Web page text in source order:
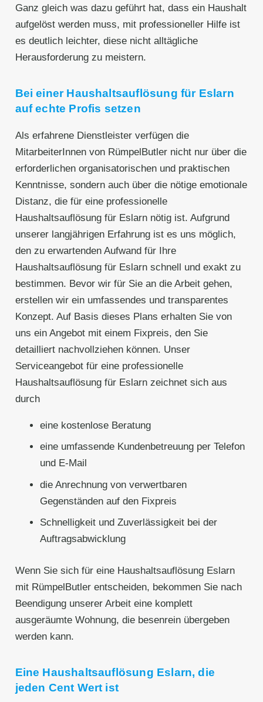
Ganz gleich was dazu geführt hat, dass ein Haushalt
aufgelöst werden muss, mit professioneller Hilfe ist
es deutlich leichter, diese nicht alltägliche
Herausforderung zu meistern.
Bei einer Haushaltsauflösung für Eslarn
auf echte Profis setzen
Als erfahrene Dienstleister verfügen die
MitarbeiterInnen von RümpelButler nicht nur über die
erforderlichen organisatorischen und praktischen
Kenntnisse, sondern auch über die nötige emotionale
Distanz, die für eine professionelle
Haushaltsauflösung für Eslarn nötig ist. Aufgrund
unserer langjährigen Erfahrung ist es uns möglich,
den zu erwartenden Aufwand für Ihre
Haushaltsauflösung für Eslarn schnell und exakt zu
bestimmen. Bevor wir für Sie an die Arbeit gehen,
erstellen wir ein umfassendes und transparentes
Konzept. Auf Basis dieses Plans erhalten Sie von
uns ein Angebot mit einem Fixpreis, den Sie
detailliert nachvollziehen können. Unser
Serviceangebot für eine professionelle
Haushaltsauflösung für Eslarn zeichnet sich aus
durch
eine kostenlose Beratung
eine umfassende Kundenbetreuung per Telefon
und E-Mail
die Anrechnung von verwertbaren
Gegenständen auf den Fixpreis
Schnelligkeit und Zuverlässigkeit bei der
Auftragsabwicklung
Wenn Sie sich für eine Haushaltsauflösung Eslarn
mit RümpelButler entscheiden, bekommen Sie nach
Beendigung unserer Arbeit eine komplett
ausgeräumte Wohnung, die besenrein übergeben
werden kann.
Eine Haushaltsauflösung Eslarn, die
jeden Cent Wert ist